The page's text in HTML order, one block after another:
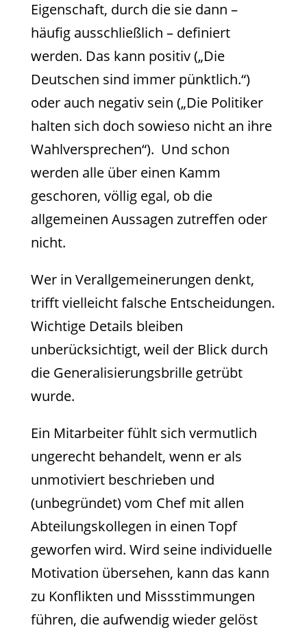
Eigenschaft, durch die sie dann –
häufig ausschließlich – definiert
werden. Das kann positiv („Die
Deutschen sind immer pünktlich.“)
oder auch negativ sein („Die Politiker
halten sich doch sowieso nicht an ihre
Wahlversprechen“). Und schon
werden alle über einen Kamm
geschoren, völlig egal, ob die
allgemeinen Aussagen zutreffen oder
nicht.
Wer in Verallgemeinerungen denkt,
trifft vielleicht falsche Entscheidungen.
Wichtige Details bleiben
unberücksichtigt, weil der Blick durch
die Generalisierungsbrille getrübt
wurde.
Ein Mitarbeiter fühlt sich vermutlich
ungerecht behandelt, wenn er als
unmotiviert beschrieben und
(unbegründet) vom Chef mit allen
Abteilungskollegen in einen Topf
geworfen wird. Wird seine individuelle
Motivation übersehen, kann das kann
zu Konflikten und Missstimmungen
führen, die aufwendig wieder gelöst